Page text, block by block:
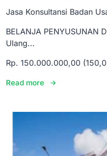
Jasa Konsultansi Badan
BELANJA PENYUSUNAN
Ulang...
Rp. 150.000.000,00
Read more